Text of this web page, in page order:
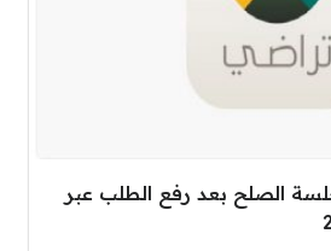
الصلح بعد رفع الطلب عبر